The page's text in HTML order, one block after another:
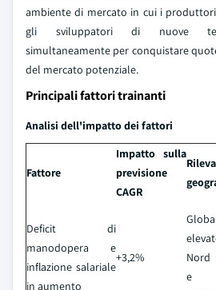
ambiente di mercato in cui i
gli sviluppatori di nuove
simultaneamente per conquistare
del mercato potenziale.
Principali fattori trainanti
Analisi dell'impatto dei fattori
Fattore
Impatto sulla
previsione
CAGR
Deficit di
manodopera e
inflazione salariale
in aumento
+3,2%
Nord
e